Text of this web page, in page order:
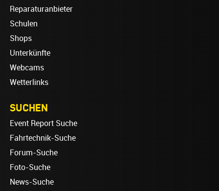
Reparaturanbieter
Schulen
Shops
Unterkünfte
Webcams
Wetterlinks
SUCHEN
Event Report Suche
Fahrtechnik-Suche
Forum-Suche
Foto-Suche
News-Suche